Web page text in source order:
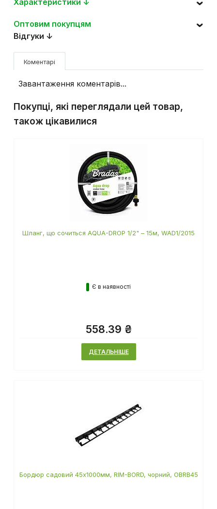
Оптовим покупцям
Відгуки ↓
Коментарі
Завантаження коментарів...
Покупці, які переглядали цей товар,
також цікавилися
Шланг, що сочиться AQUA-DROP 1/2" – 15м, WAD1/2015
Є в наявності
558.39 ₴
ДЕТАЛЬНІШЕ
Бордюр садовий 45х1000мм, RIM-BORD, чорний, OBRB45